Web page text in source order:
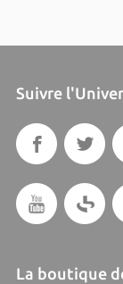
Suivre
La boutique